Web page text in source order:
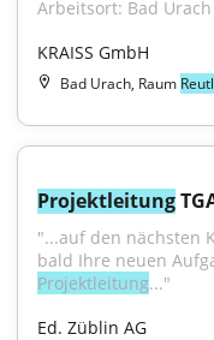
Arbeitsort: Bad
KRAISS GmbH
Bad Urach, Raum
Projektleitung
"...auf den nächsten
Projektleitung..."
Ed. Züblin AG